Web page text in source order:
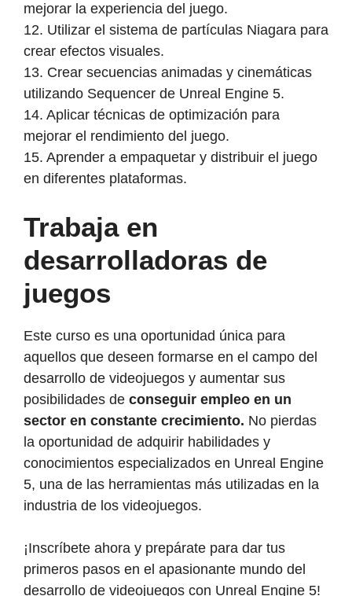
mejorar la experiencia del juego.
12. Utilizar el sistema de partículas Niagara para
crear efectos visuales.
13. Crear secuencias animadas y cinemáticas
utilizando Sequencer de Unreal Engine 5.
14. Aplicar técnicas de optimización para
mejorar el rendimiento del juego.
15. Aprender a empaquetar y distribuir el juego
en diferentes plataformas.
Trabaja en
desarrolladoras de
juegos
Este curso es una oportunidad única para
aquellos que deseen formarse en el campo del
desarrollo de videojuegos y aumentar sus
posibilidades de conseguir empleo en un
sector en constante crecimiento. No pierdas
la oportunidad de adquirir habilidades y
conocimientos especializados en Unreal Engine
5, una de las herramientas más utilizadas en la
industria de los videojuegos.
¡Inscríbete ahora y prepárate para dar tus
primeros pasos en el apasionante mundo del
desarrollo de videojuegos con Unreal Engine 5!